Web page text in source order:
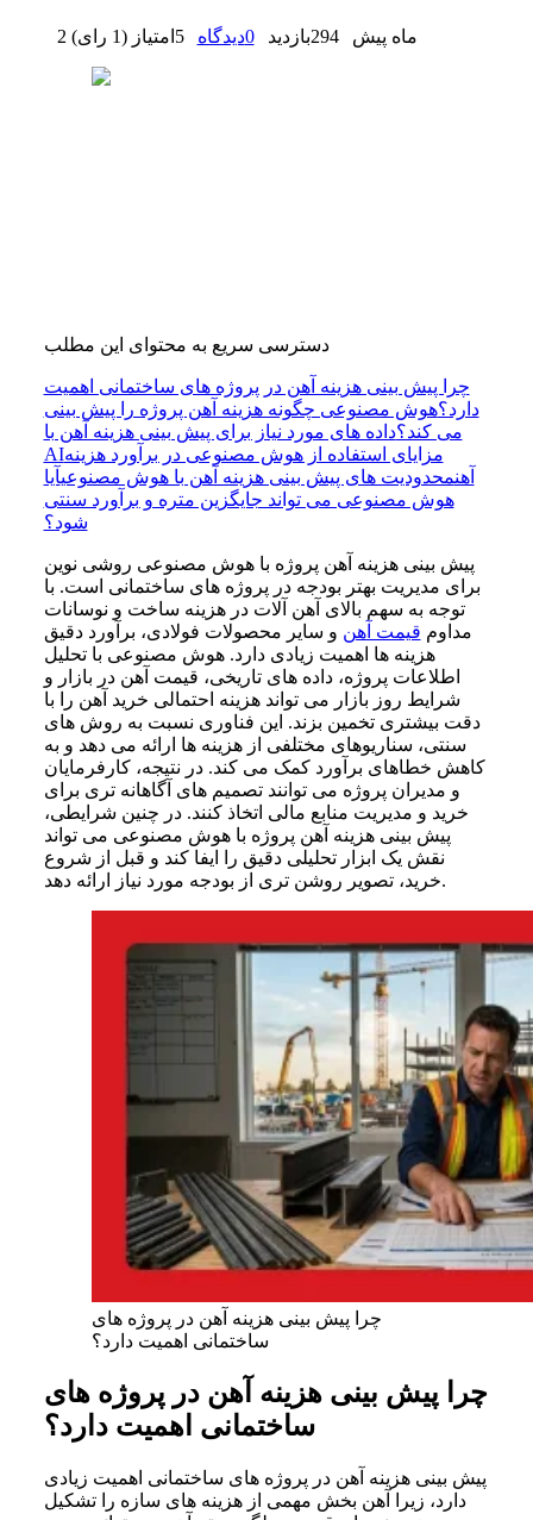
2 ماه پیش 294بازدید 0دیدگاه 5 امتیاز (1 رای )
دسترسی سریع به محتوای این مطلب
چرا پیش بینی هزینه آهن در پروژه های ساختمانی اهمیت
دارد؟هوش مصنوعی چگونه هزینه آهن پروژه را پیش بینی
می کند؟داده های مورد نیاز برای پیش بینی هزینه آهن با
AIمزایای استفاده از هوش مصنوعی در برآورد هزینه
آهنمحدودیت های پیش بینی هزینه آهن با هوش مصنوعیآیا
هوش مصنوعی می تواند جایگزین متره و برآورد سنتی
شود؟
پیش بینی هزینه آهن پروژه با هوش مصنوعی روشی نوین
برای مدیریت بهتر بودجه در پروژه های ساختمانی است. با
توجه به سهم بالای آهن آلات در هزینه ساخت و نوسانات
مداوم قیمت آهن و سایر محصولات فولادی، برآورد دقیق
هزینه ها اهمیت زیادی دارد. هوش مصنوعی با تحلیل
اطلاعات پروژه، داده های تاریخی، قیمت آهن در بازار و
شرایط روز بازار می تواند هزینه احتمالی خرید آهن را با
دقت بیشتری تخمین بزند. این فناوری نسبت به روش های
سنتی، سناریوهای مختلفی از هزینه ها ارائه می دهد و به
کاهش خطاهای برآورد کمک می کند. در نتیجه، کارفرمایان
و مدیران پروژه می توانند تصمیم های آگاهانه تری برای
خرید و مدیریت منابع مالی اتخاذ کنند. در چنین شرایطی،
پیش‌ بینی هزینه آهن پروژه با هوش مصنوعی می تواند
نقش یک ابزار تحلیلی دقیق را ایفا کند و قبل از شروع
خرید، تصویر روشن تری از بودجه مورد نیاز ارائه دهد.
چرا پیش بینی هزینه آهن در پروژه های
ساختمانی اهمیت دارد؟
چرا پیش بینی هزینه آهن در پروژه های
ساختمانی اهمیت دارد؟
پیش بینی هزینه آهن در پروژه های ساختمانی اهمیت زیادی
دارد، زیرا آهن بخش مهمی از هزینه های سازه را تشکیل